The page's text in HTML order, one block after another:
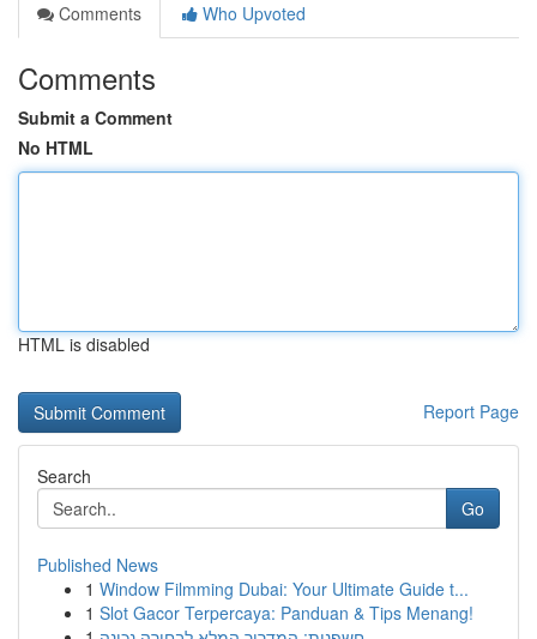
Comments
Who Upvoted
Comments
Submit a Comment
No HTML
HTML is disabled
Report Page
Search
Go
Published News
1 Window Filmming Dubai: Your Ultimate Guide t...
1 Slot Gacor Terpercaya: Panduan & Tips Menang!